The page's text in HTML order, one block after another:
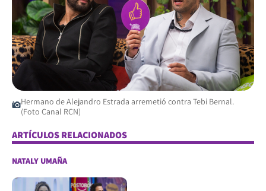
Hermano de Alejandro Estrada arremetió contra Tebi Bernal.
(Foto Canal RCN)
ARTÍCULOS RELACIONADOS
NATALY UMAÑA